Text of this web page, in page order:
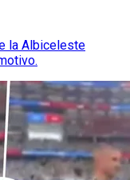
la Albiceleste